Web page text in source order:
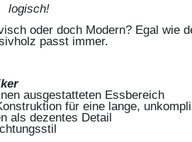
logisch!
oder doch Modern? Egal wie
passt immer.
ausgestatteten Essbereich
für eine lange,
als dezentes Detail